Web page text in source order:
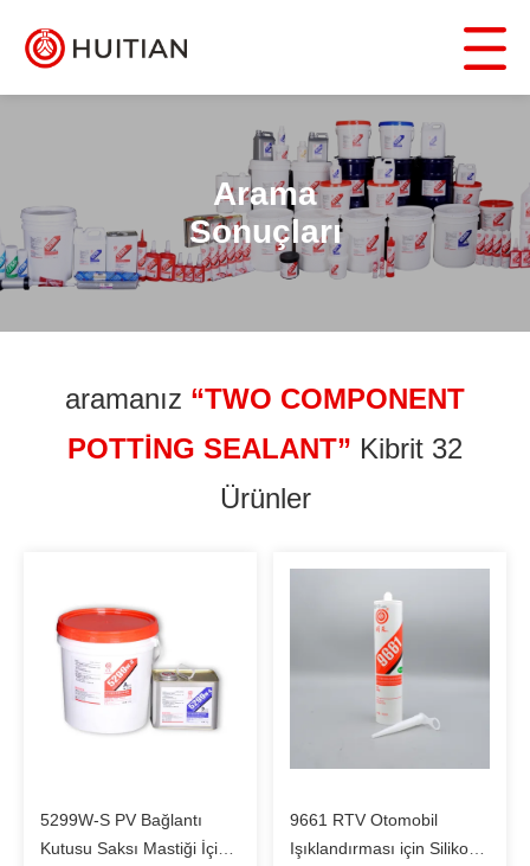
Arama
Sonuçları
aramanız “TWO COMPONENT
POTTING SEALANT” Kibrit 32
Ürünler
5299W-S PV Bağlantı
Kutusu Saksı Mastiği İçin
9661 RTV Otomobil
Işıklandırması için Silikon